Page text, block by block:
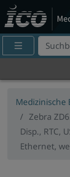
Suche
Zebra
Disp., RTC,
Ethernet,